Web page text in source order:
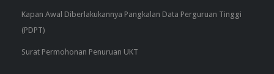
Kapan Awal Diberlakukannya Pangkalan Data Perguruan Tinggi
(PDPT)
Surat Permohonan Penuruan UKT